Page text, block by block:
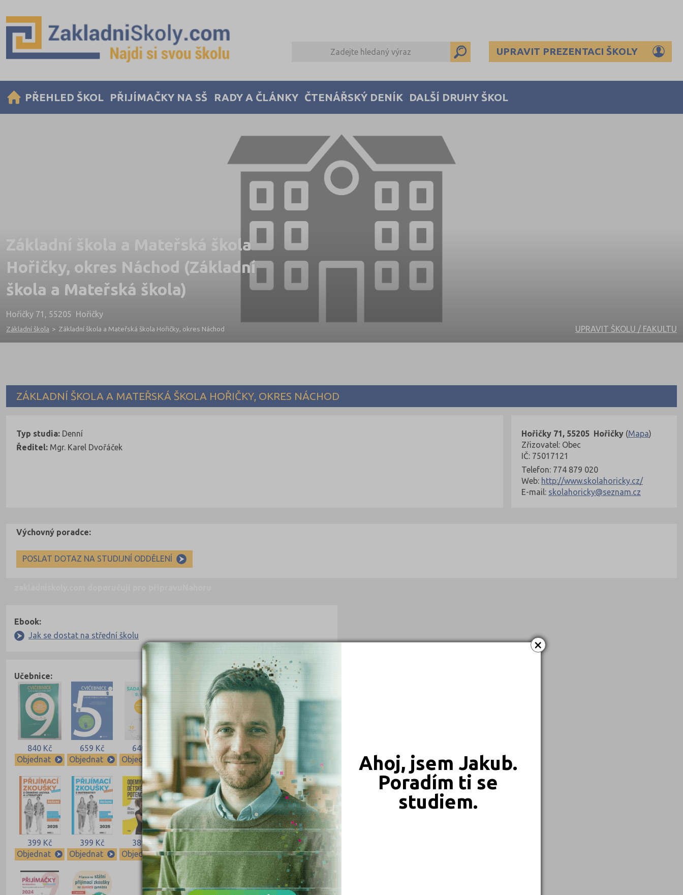
×
Ahoj, jsem Jakub.
Poradím ti se
studiem.
UPRAVIT PREZENTACI ŠKOLY
PŘEHLED ŠKOL PŘIJÍMAČKY NA SŠ RADY A ČLÁNKY ČTENÁŘSKÝ DENÍK DALŠÍ DRUHY ŠKOL
Základní škola a Mateřská škola
Hořičky, okres Náchod (Základní
škola a Mateřská škola)
Hořičky 71, 55205 Hořičky
Základní škola > Základní škola a Mateřská škola Hořičky, okres Náchod UPRAVIT ŠKOLU / FAKULTU
ZÁKLADNÍ ŠKOLA A MATEŘSKÁ ŠKOLA HOŘIČKY, OKRES NÁCHOD
Hořičky 71, 55205 Hořičky (Mapa)
Zřizovatel: Obec
IČ: 75017121
Telefon: 774 879 020
Web: http://www.skolahoricky.cz/
E-mail: skolahoricky@seznam.cz
Typ studia: Denní
Ředitel: Mgr. Karel Dvořáček
Výchovný poradce:
POSLAT DOTAZ NA STUDIJNÍ ODDĚLENÍ
Ebook:
Jak se dostat na střední školu
Učebnice:
840 Kč
Objednat
659 Kč
Objednat
640 Kč
Objednat
640 Kč
Objednat
549 Kč
Objednat
450 Kč
Objednat
399 Kč
Objednat
399 Kč
Objednat
389 Kč
Objednat
339 Kč
Objednat
339 Kč
Objednat
331 Kč
Objednat